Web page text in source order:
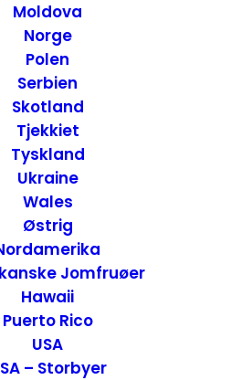
Moldova
Norge
Polen
Serbien
Skotland
Tjekkiet
Tyskland
Ukraine
Wales
Østrig
Jomfruøer
Hawaii
Puerto Rico
USA
– Storbyer
2016
Thailand,USA